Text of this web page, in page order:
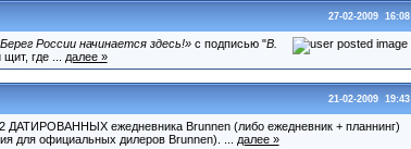
27-02-2009 16:08
России начинается здесь!»с подписью "В.
где ... далее »
21-02-2009 19:43
ДАТИРОВАННЫХ ежедневника Brunnen (либо ежедневник + планнинг)
для официальных дилеров Brunnen). ...
далее »